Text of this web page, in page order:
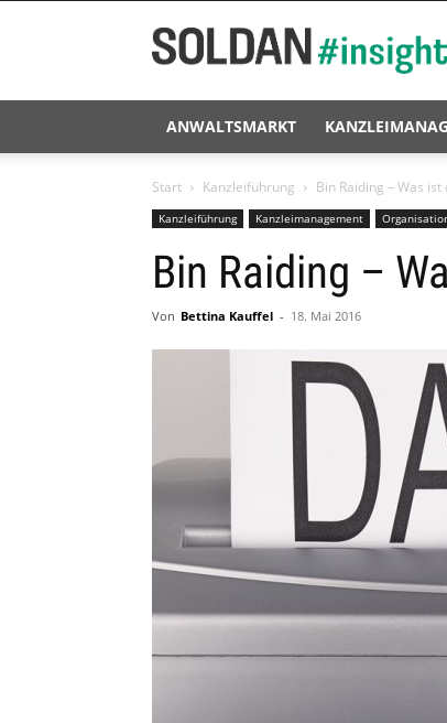
#insights
ANWALTSMARKT
Start Kanzleiführung Bin Raiding – Was ist
Kanzleiführung Kanzleimanagement
Bin Raiding –
Von Bettina Kauffel - 18. Mai 2016